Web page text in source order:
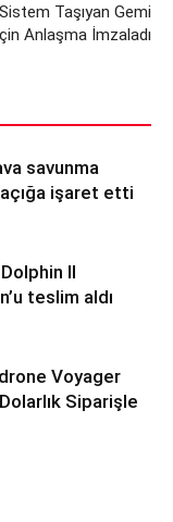
Taşıyan Gemi
Anlaşma İmzaladı
savunma
işaret etti
II
teslim aldı
Voyager
Siparişle